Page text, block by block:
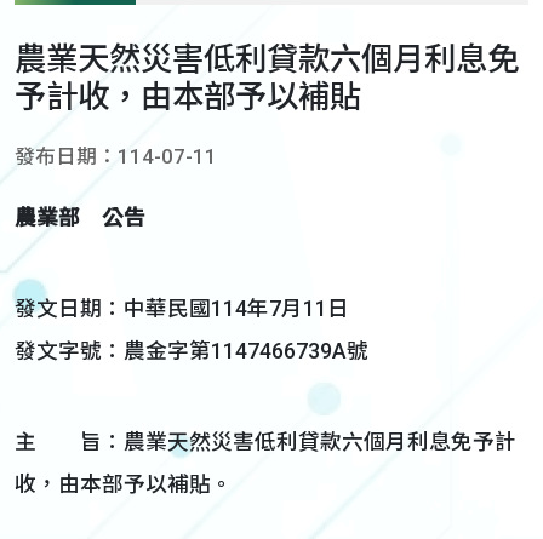
農業天然災害低利貸款六個月利息免
予計收，由本部予以補貼
發布日期：114-07-11
農業部 公告
發文日期：中華民國114年7月11日
發文字號：農金字第1147466739A號
主 旨：農業天然災害低利貸款六個月利息免予計
收，由本部予以補貼。